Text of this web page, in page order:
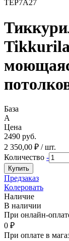
TEP7A27
База
A
Цена
2490 руб.
2 350,00 ₽ / шт.
Количество -
Предзаказ
Колеровать
Наличие
В наличии
При онлайн-
0 ₽
При оплате в